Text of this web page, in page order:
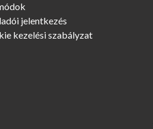
jelentkezés
kezelési szabályzat